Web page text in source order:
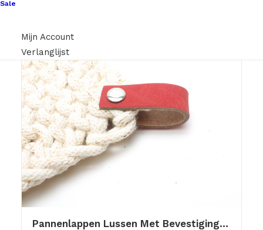
Sale
Mijn Account
Verlanglijst
Pannenlappen Lussen Met Bevestiging Schroef Rood